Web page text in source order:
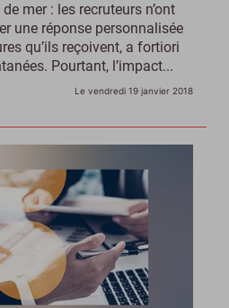
mer : les recruteurs n’ont
une réponse personnalisée
qu’ils reçoivent, a fortiori
Pourtant, l’impact...
Le vendredi 19 janvier 2018